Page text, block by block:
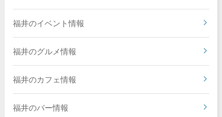
福井のイベント情報
福井のグルメ情報
福井のカフェ情報
福井のバー情報